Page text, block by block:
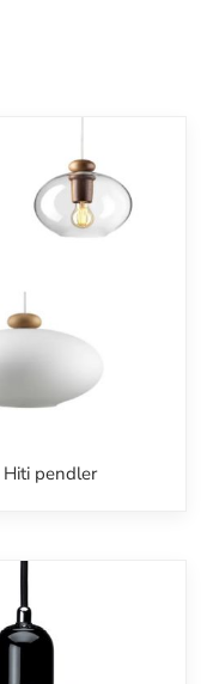
pendler